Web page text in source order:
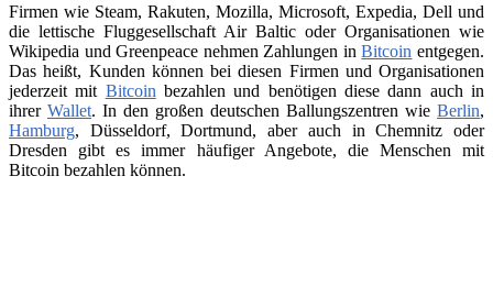
Firmen wie Steam, Rakuten, Mozilla, Microsoft, Expedia, Dell und
die lettische Fluggesellschaft Air Baltic oder Organisationen wie
Wikipedia und Greenpeace nehmen Zahlungen inBitcoin entgegen.
Das heißt, Kunden können bei diesen Firmen und Organisationen
jederzeit mit Bitcoin bezahlen und benötigen diese dann auch in
ihrer Wallet. In den großen deutschen Ballungszentren wie Berlin,
Hamburg, Düsseldorf, Dortmund, aber auch in Chemnitz oder
Dresden gibt es immer häufiger Angebote, die Menschen mit
Bitcoin bezahlen können.